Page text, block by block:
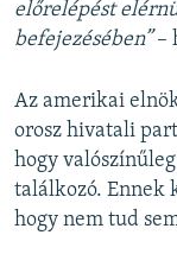
előrelépést
befejezésében”–
Az amerikai
orosz hivatali
hogy
találkozó. Ennek
hogy nem tud